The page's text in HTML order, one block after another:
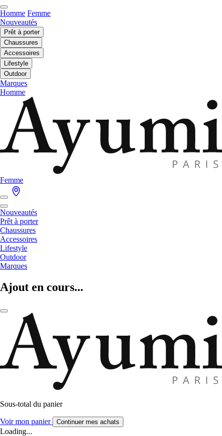
Homme Femme
Nouveautés
Prêt à porter
Chaussures
Accessoires
Lifestyle
Outdoor
Marques
Homme
Femme
Nouveautés
Prêt à porter
Chaussures
Accessoires
Lifestyle
Outdoor
Marques
Ajout en cours...
Sous-total du panier
Voir mon panier Continuer mes achats
Loading...